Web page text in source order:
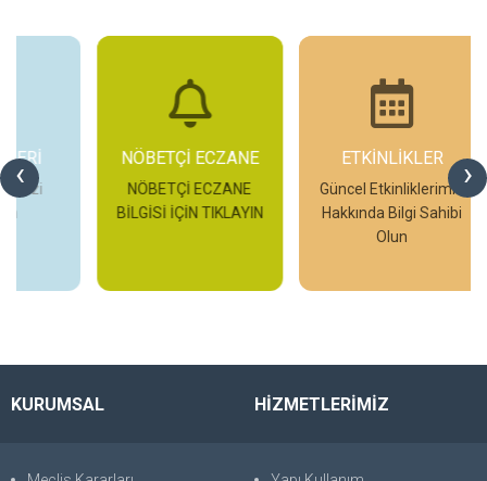
‹ ›
NÖBETÇİ ECZANE
NÖBETÇİ ECZANE
BİLGİSİ İÇİN TIKLAYIN
ETKİNLİKLER
Güncel Etkinliklerimiz
Hakkında Bilgi Sahibi
KURUMSAL HİZMETLERİMİZ